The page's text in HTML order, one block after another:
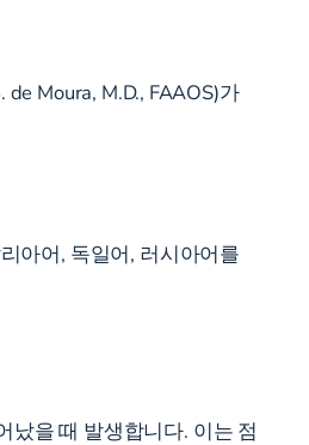
Moura, M.D., FAAOS)가
아어, 독일어, 러시아어를
났을 때 발생합니다. 이는 점